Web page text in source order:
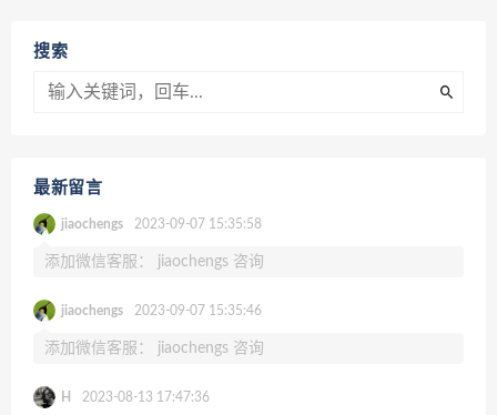
搜索
最新留言
jiaochengs 2023-09-07 15:35:58
添加微信客服： jiaochengs 咨询
jiaochengs 2023-09-07 15:35:46
添加微信客服： jiaochengs 咨询
H 2023-08-13 17:47:36